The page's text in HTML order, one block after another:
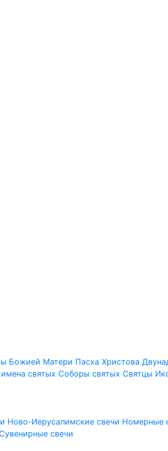
Божией Матери Пасха Христова
святых Соборы святых Святцы
Ново-Иерусалимские свечи Номерные
Сувенирные свечи